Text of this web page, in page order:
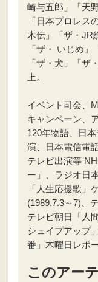
崎与五郎」「天
「日本プロレス
木伝」「ザ・JR
「ザ・ いじめ
「ザ・犬」「ザ
上。
イベント司会、
キャンペーン、
120年物語、日
演、日本電信電
テレビ出演等
ー」、ラジオ日
「人生応援歌」
(1989.7.3～7)、
テレビ朝日「人
シェイプアップ
番」木曜日レポ
このアー